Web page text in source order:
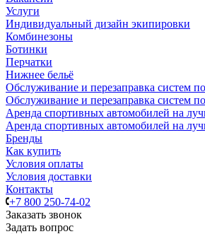
Услуги
Индивидуальный дизайн экипировки
Комбинезоны
Ботинки
Перчатки
Нижнее бельё
Обслуживание и перезаправка систем
Обслуживание и перезаправка систем
Аренда спортивных автомобилей на
Аренда спортивных автомобилей на
Бренды
Как купить
Условия оплаты
Условия доставки
Контакты
+7 800 250-74-02
Заказать звонок
Задать вопрос